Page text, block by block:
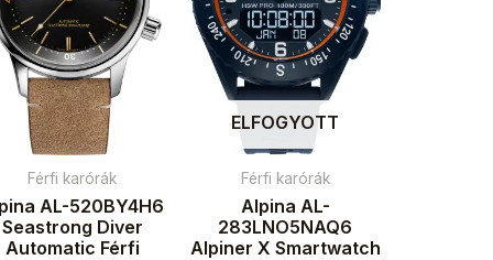
Férfi karórák
AL-520BY4H6
Seastrong Diver
Automatic Férfi
ELFOGYOTT
Férfi karórák
Alpina AL-
283LNO5NAQ6
Alpiner X Smartwatch